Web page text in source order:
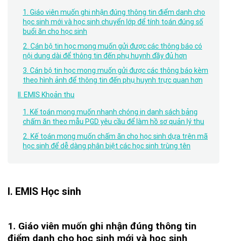
1. Giáo viên muốn ghi nhận đúng thông tin điểm danh cho
học sinh mới và học sinh chuyển lớp để tính toán đúng số
buổi ăn cho học sinh
2. Cán bộ tin học mong muốn gửi được các thông báo có
nội dung dài để thông tin đến phụ huynh đầy đủ hơn
3. Cán bộ tin học mong muốn gửi được các thông báo kèm
theo hình ảnh để thông tin đến phụ huynh trực quan hơn
II. EMIS Khoản thu
1. Kế toán mong muốn nhanh chóng in danh sách bảng
chấm ăn theo mẫu PGD yêu cầu để làm hồ sơ quản lý thu
2. Kế toán mong muốn chấm ăn cho học sinh dựa trên mã
học sinh để dễ dàng phân biệt các học sinh trùng tên
I. EMIS Học sinh
1. Giáo viên muốn ghi nhận đúng thông tin
điểm danh cho học sinh mới và học sinh